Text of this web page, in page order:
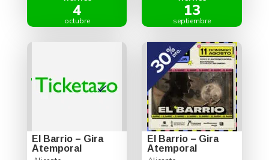
4
octubre
13
septiembre
El Barrio – Gira
Atemporal
El Barrio – Gira
Atemporal